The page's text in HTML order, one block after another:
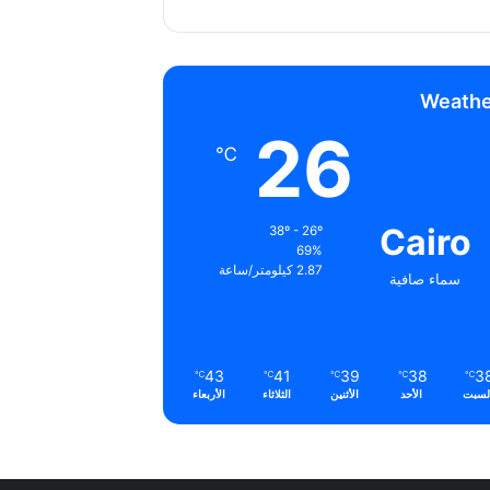
Cairo
سماء صافية
26
℃
38º - 26º
69%
2.87 كيلومتر/ساعة
℃
38
℃
الأحد
39
℃
الأثنين
41
℃
الثلاثاء
43
℃
الأربعاء